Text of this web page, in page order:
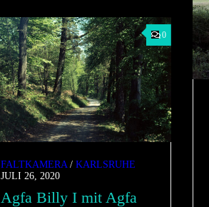
0
FALTKAMERA/KARLSRUHE
JULI 26, 2020
Agfa Billy I mit Agfa